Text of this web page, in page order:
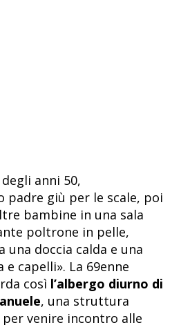
degli anni 50,
padre giù per le scale, poi
bambine in una sala
poltrone in pelle,
una doccia calda e una
capelli». La 69enne
così l’albergo diurno di
, una struttura
per venire incontro alle